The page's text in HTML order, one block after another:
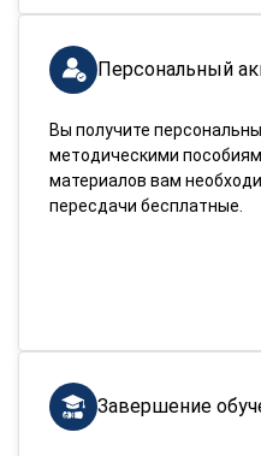
Персональный
Вы получите
методическими
материалов вам
пересдачи бесплатные.
Завершение